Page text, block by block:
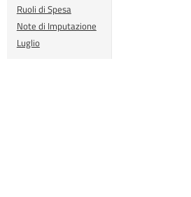
Ruoli di Spesa
Note di Imputazione
Luglio